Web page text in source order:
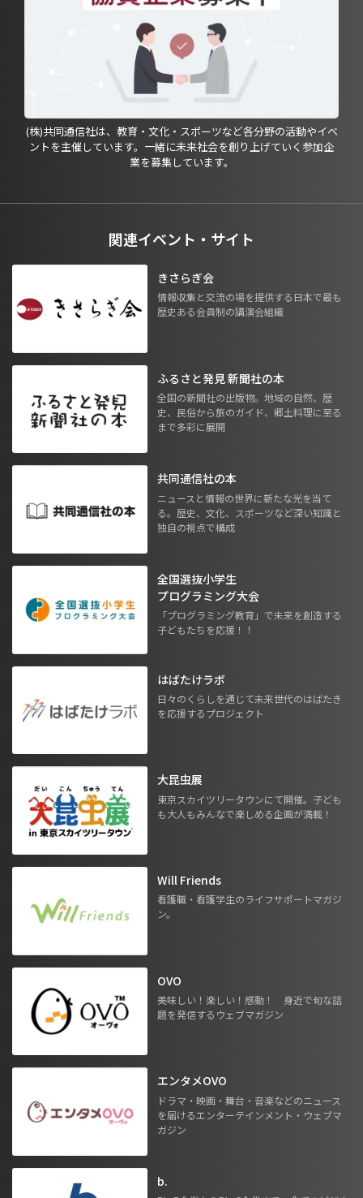
(株)共同通信社は、教育・文化・スポーツなど各分野の活動やイベ
ントを主催しています。一緒に未来社会を創り上げていく参加企
業を募集しています。
関連イベント・サイト
きさらぎ会
情報収集と交流の場を提供する日本で最も
歴史ある会員制の講演会組織
ふるさと発見 新聞社の本
全国の新聞社の出版物。地域の自然、歴
史、民俗から旅のガイド、郷土料理に至る
まで多彩に展開
共同通信社の本
ニュースと情報の世界に新たな光を当て
る。歴史、文化、スポーツなど深い知識と
独自の視点で構成
全国選抜小学生
プログラミング大会
「プログラミング教育」で未来を創造する
子どもたちを応援！！
はばたけラボ
日々のくらしを通じて未来世代のはばたき
を応援するプロジェクト
大昆虫展
東京スカイツリータウンにて開催。子ども
も大人もみんなで楽しめる企画が満載！
Will Friends
看護職・看護学生のライフサポートマガジ
ン。
OVO
美味しい！楽しい！感動！ 身近で旬な話
題を発信するウェブマガジン
エンタメOVO
ドラマ・映画・舞台・音楽などのニュース
を届けるエンターテインメント・ウェブマ
ガジン
b.